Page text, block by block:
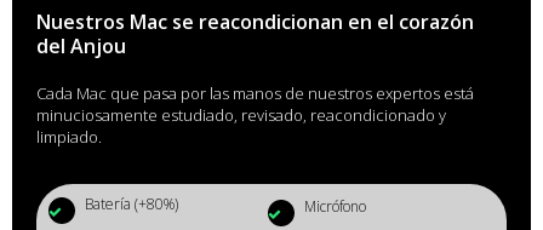
Nuestros Mac se reacondicionan en el corazón
del Anjou
Cada Mac que pasa por las manos de nuestros expertos está
minuciosamente estudiado, revisado, reacondicionado y
limpiado.
Batería (+80%)
Micrófono